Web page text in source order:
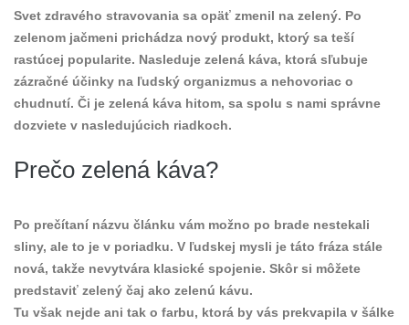
Svet zdravého stravovania sa opäť zmenil na zelený. Po
zelenom jačmeni prichádza nový produkt, ktorý sa teší
rastúcej popularite. Nasleduje zelená káva, ktorá sľubuje
zázračné účinky na ľudský organizmus a nehovoriac o
chudnutí. Či je zelená káva hitom, sa spolu s nami správne
dozviete v nasledujúcich riadkoch.
Prečo zelená káva?
Po prečítaní názvu článku vám možno po brade nestekali
sliny, ale to je v poriadku. V ľudskej mysli je táto fráza stále
nová, takže nevytvára klasické spojenie. Skôr si môžete
predstaviť zelený čaj ako zelenú kávu.
Tu však nejde ani tak o farbu, ktorá by vás prekvapila v šálke